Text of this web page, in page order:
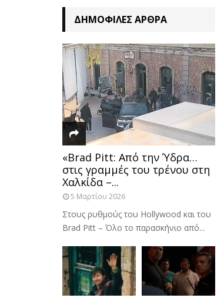
ΔΗΜΟΦΙΛΈΣ ΆΡΘΡΑ
«Brad Pitt: Από την Ύδρα…
στις γραμμές του τρένου στη
Χαλκίδα –...
5 Μαρτίου 2026
Στους ρυθμούς του Hollywood και του
Brad Pitt – Όλο το παρασκήνιο από...